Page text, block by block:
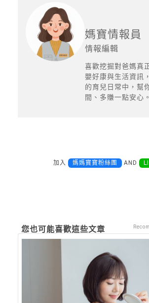
媽寶情報員
情報編輯
喜歡挖掘對爸媽真
嬰好康與生活資訊
的育兒日常中，幫
間、多賺一點安心。
加入 媽媽寶寶粉絲團 AND
您也可能喜歡這些文章